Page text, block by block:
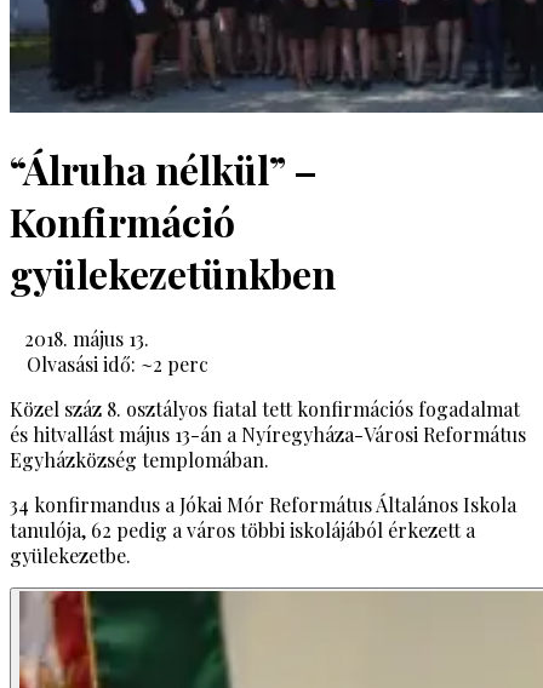
“Álruha nélkül” –
Konfirmáció
gyülekezetünkben
2018. május 13.
Olvasási idő: ~2 perc
Közel száz 8. osztályos fiatal tett konfirmációs fogadalmat
és hitvallást május 13-án a Nyíregyháza-Városi Református
Egyházközség templomában.
34 konfirmandus a Jókai Mór Református Általános Iskola
tanulója, 62 pedig a város többi iskolájából érkezett a
gyülekezetbe.